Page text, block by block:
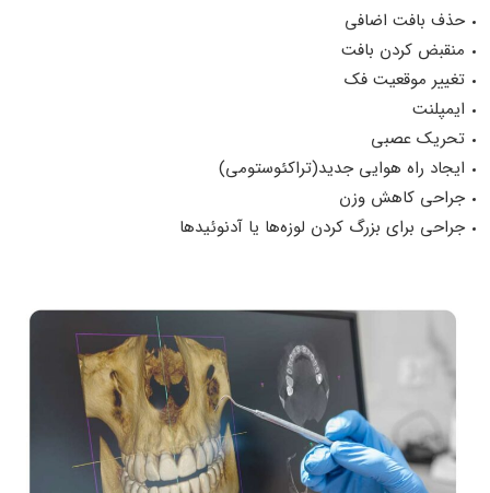
حذف بافت اضافی
منقبض کردن بافت
تغییر موقعیت فک
ایمپلنت
تحریک عصبی
ایجاد راه هوایی جدید(تراکئوستومی)
جراحی کاهش وزن
جراحی برای بزرگ کردن لوزه‌ها یا آدنوئیدها